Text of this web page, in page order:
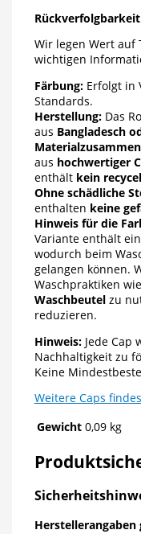
Wir legen Wert auf
wichtigen
Färbung:Erfolgt in
Standards.
Herstellung:Das
aus Bangladesch
aus hochwertiger
enthält kein
Ohne schädliche
enthalten keine
Hinweis für die
Variante enthält
wodurch beim
gelangen können.
Waschpraktiken
Waschbeutelzu
reduzieren.
Hinweis:Jede Cap
Nachhaltigkeit zu
Keine
Weitere Caps
Gewicht 0,09 kg
Herstellerangaben